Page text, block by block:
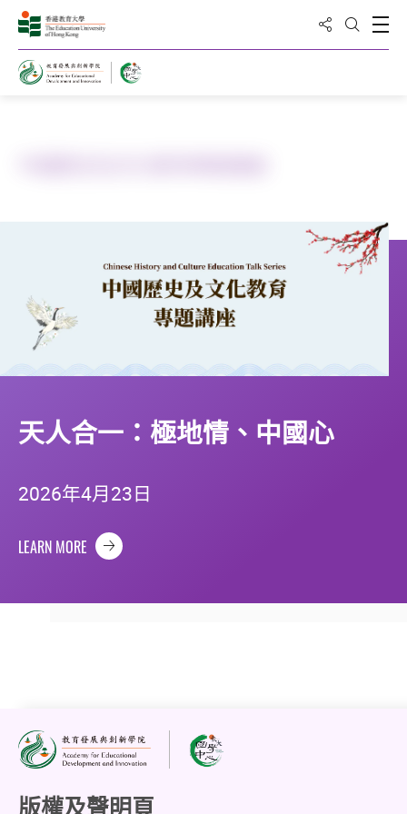
分享到打開搜
打
天人合一：極地情、中國心
2026年4月23日
LEARN MORE
版權及聲明頁